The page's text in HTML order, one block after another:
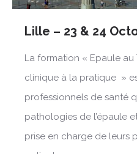
Lille – 23 & 24
La formation « Epaule au
clinique à la pratique »
professionnels de santé
pathologies de l’épaule
prise en charge de leurs